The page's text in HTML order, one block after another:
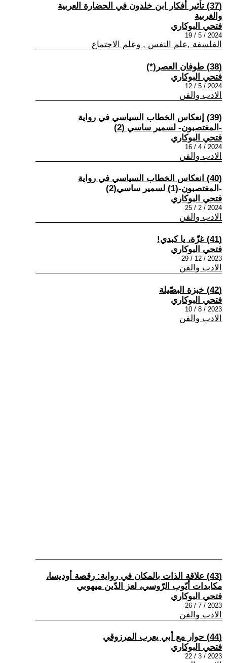
(37) تأثير أفكار ابن خلدون في الحضارة العربية
والغربية
فتحي البوكاري
2024 / 5 / 19
الفلسفة ,علم النفس , وعلم الاجتماع
(38) طوفان العصر(*)
فتحي البوكاري
2024 / 5 / 12
الادب والفن
(39) إنعكاس الخطاب السياسي في رواية
-المغتصبون- لسمير ساسي (2)
فتحي البوكاري
2024 / 4 / 16
الادب والفن
(40) انعكاس الخطاب السياسي في رواية
-المغتصبون-(1) لسمير ساسي(2)
فتحي البوكاري
2024 / 2 / 25
الادب والفن
(41) غزّة، يا كبدي!
فتحي البوكاري
2023 / 12 / 29
الادب والفن
(42) خبزة البصّيلة
فتحي البوكاري
2023 / 8 / 10
الادب والفن
(43) علاقة الذات بالمكان في رواية: رقصة أوديسا،
مكابدات أيّوب الرّوسي، لعز الدّين ميهوبي
فتحي البوكاري
2023 / 7 / 26
الادب والفن
(44) حوار مع أبي يعرب المرزوقي
فتحي البوكاري
2023 / 3 / 22